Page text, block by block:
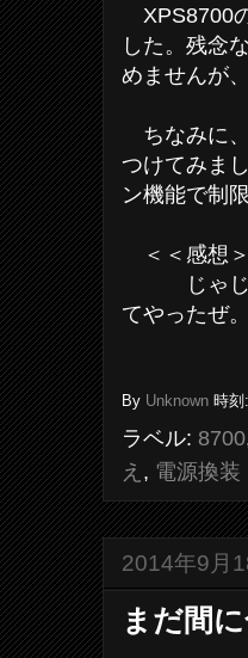
XPS8700
した。残念
めませんが
ちなみに
つけてみま
ン機能で制
＜＜感想
じゃじゃ
てやったぜ。
By Unknown 時刻:
ラベル: 8700
え , 電源換装
2014年9月
まだ間